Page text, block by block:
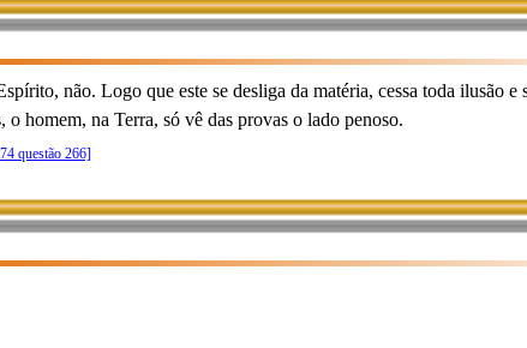
não. Logo que este se desliga da matéria, cessa toda ilusão e
homem, na Terra, só vê das provas o lado penoso.
questão 266]